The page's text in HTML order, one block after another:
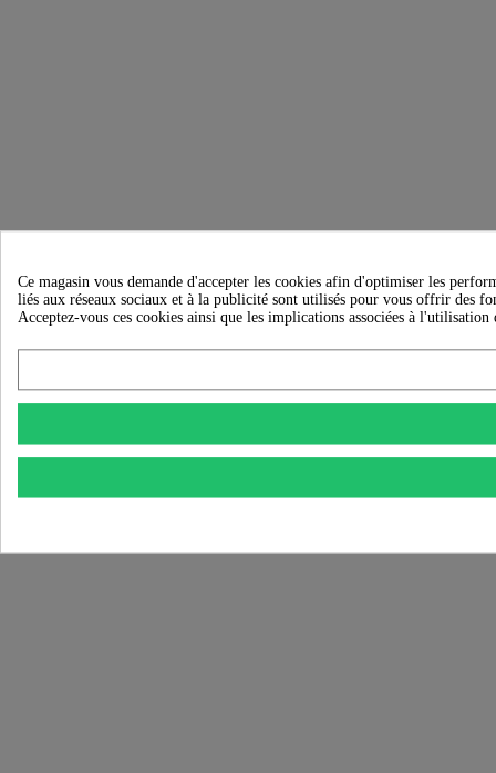
Ce magasin vous demande d'accepter les cookies afin d'optimiser les
liés aux réseaux sociaux et à la publicité sont utilisés pour vous offrir des
Acceptez-vous ces cookies ainsi que les implications associées à l'utilisation